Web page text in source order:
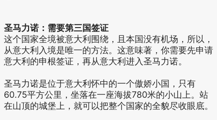
圣马力诺：需要第三国签证
这个国家全境被意大利围绕，且本国没有机场，所以，
从意大利入境是唯一的方法。这意味著，你需要先申请
意大利的申根签证，再从意大利进入圣马力诺。
圣马力诺是位于意大利怀中的一个傲娇小国，只有
60.75平方公里，坐落在一座海拔780米的小山上。站
在山顶的城堡上，就可以把整个国家的全貌尽收眼底。